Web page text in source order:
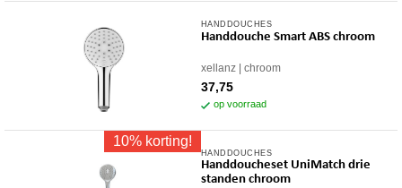
HANDDOUCHES
Handdouche Smart ABS chroom
xellanz chroom
37,75
op voorraad
10% korting!
HANDDOUCHES
Handdoucheset UniMatch drie
standen chroom